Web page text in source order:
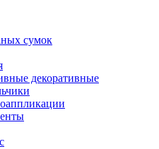
сумок
декоративные